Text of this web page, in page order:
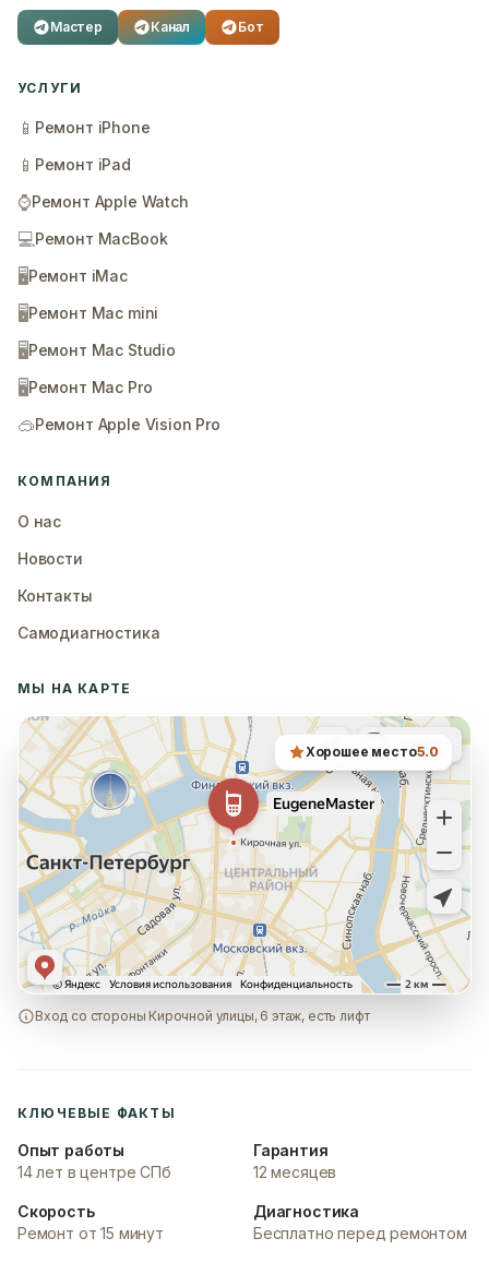
Мастер Канал Бот
УСЛУГИ
📱 Ремонт iPhone
📱 Ремонт iPad
⌚Ремонт Apple Watch
💻Ремонт MacBook
🖥️Ремонт iMac
🖥️Ремонт Mac mini
🖥️Ремонт Mac Studio
🖥️Ремонт Mac Pro
🥽Ремонт Apple Vision Pro
КОМПАНИЯ
О нас
Новости
Контакты
Самодиагностика
МЫ НА КАРТЕ
Хорошее место5.0
Вход со стороны Кирочной улицы, 6 этаж, есть лифт
КЛЮЧЕВЫЕ ФАКТЫ
Опыт работы
14 лет в центре СПб
Гарантия
12 месяцев
Скорость
Ремонт от 15 минут
Диагностика
Бесплатно перед ремонтом